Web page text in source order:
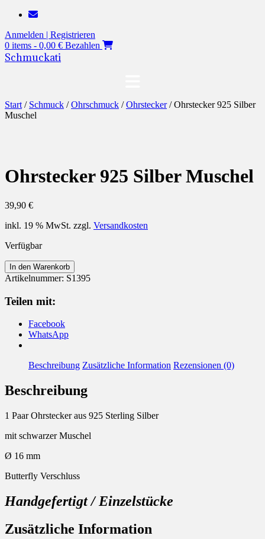
Zum
springen
Anmelden | Registrieren
0 items - 0,00 € Bezahlen
Schmuckati
Start / Schmuck /Ohrschmuck /Ohrstecker/ Ohrstecker 925 Silber
Muschel
Ohrstecker 925 Silber Muschel
39,90 €
inkl. 19 % MwSt. zzgl. Versandkosten
Verfügbar
Ohrstecker
925
Muschel
Menge
In den Warenkorb
Artikelnummer: S1395
Teilen mit:
Facebook
WhatsApp
Beschreibung Zusätzliche Information Rezensionen (0)
Beschreibung
1 Paar Ohrstecker aus 925 Sterling Silber
mit schwarzer Muschel
Ø 16 mm
Butterfly Verschluss
Handgefertigt / Einzelstücke
Zusätzliche Information